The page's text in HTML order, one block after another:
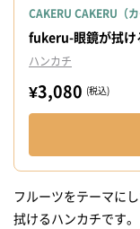
CAKERU CAKERU（カ
fukeru-眼鏡が拭
ハンカチ
¥3,080 (税込)
フルーツをテーマに
拭けるハンカチです。